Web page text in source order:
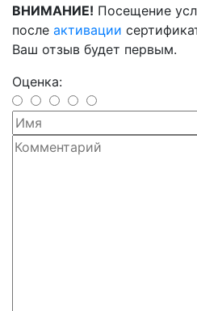
ВНИМАНИЕ! Посещение
после активации
Ваш отзыв будет первым.
Оценка: